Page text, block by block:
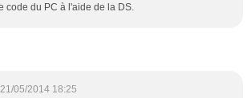
code du PC à l'aide de la DS.
21/05/2014 18:25